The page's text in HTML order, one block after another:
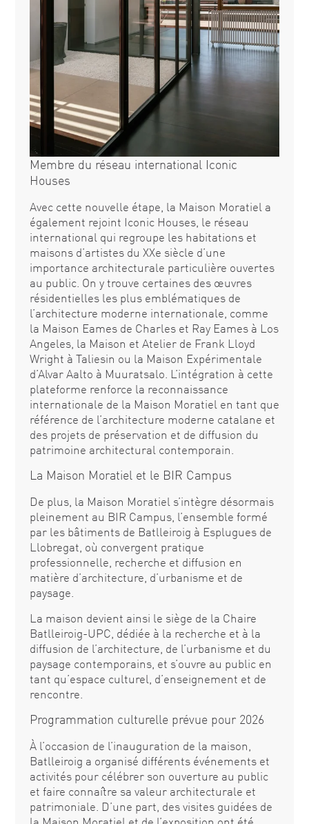
Membre du réseau international Iconic
Houses
Avec cette nouvelle étape, la Maison Moratiel a
également rejoint Iconic Houses, le réseau
international qui regroupe les habitations et
maisons d’artistes du XXe siècle d’une
importance architecturale particulière ouvertes
au public. On y trouve certaines des œuvres
résidentielles les plus emblématiques de
l’architecture moderne internationale, comme
la Maison Eames de Charles et Ray Eames à Los
Angeles, la Maison et Atelier de Frank Lloyd
Wright à Taliesin ou la Maison Expérimentale
d’Alvar Aalto à Muuratsalo. L’intégration à cette
plateforme renforce la reconnaissance
internationale de la Maison Moratiel en tant que
référence de l’architecture moderne catalane et
des projets de préservation et de diffusion du
patrimoine architectural contemporain.
La Maison Moratiel et le BIR Campus
De plus, la Maison Moratiel s’intègre désormais
pleinement au BIR Campus, l’ensemble formé
par les bâtiments de Batlleiroig à Esplugues de
Llobregat, où convergent pratique
professionnelle, recherche et diffusion en
matière d’architecture, d’urbanisme et de
paysage.
La maison devient ainsi le siège de la Chaire
Batlleiroig-UPC, dédiée à la recherche et à la
diffusion de l’architecture, de l’urbanisme et du
paysage contemporains, et s’ouvre au public en
tant qu’espace culturel, d’enseignement et de
rencontre.
Programmation culturelle prévue pour 2026
À l’occasion de l’inauguration de la maison,
Batlleiroig a organisé différents événements et
activités pour célébrer son ouverture au public
et faire connaître sa valeur architecturale et
patrimoniale. D’une part, des visites guidées de